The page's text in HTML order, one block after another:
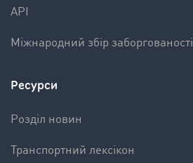
API
Міжнародний збір заборгованості
Ресурси
Pозділ новин
Транспортний лексікон